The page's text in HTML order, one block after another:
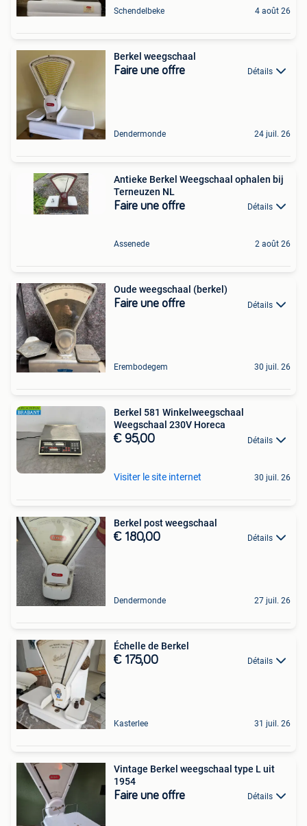
Schendelbeke 4 août 26
Berkel weegschaal
Faire une offre Détails
Dendermonde 24 juil. 26
Antieke Berkel Weegschaal ophalen bij
Terneuzen NL
Faire une offre Détails
Assenede 2 août 26
Oude weegschaal (berkel)
Faire une offre Détails
Erembodegem 30 juil. 26
Berkel 581 Winkelweegschaal
Weegschaal 230V Horeca
€ 95,00 Détails
Visiter le site internet 30 juil. 26
Berkel post weegschaal
€ 180,00 Détails
Dendermonde 27 juil. 26
Échelle de Berkel
€ 175,00 Détails
Kasterlee 31 juil. 26
Vintage Berkel weegschaal type L uit
1954
Faire une offre Détails